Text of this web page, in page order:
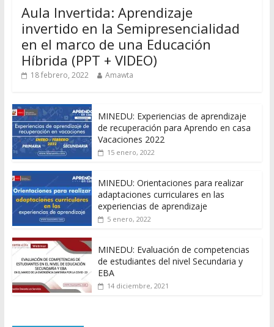
Aula Invertida: Aprendizaje
invertido en la Semipresencialidad
en el marco de una Educación
Híbrida (PPT + VIDEO)
18 febrero, 2022 Amawta
MINEDU: Experiencias de aprendizaje
de recuperación para Aprendo en casa
Vacaciones 2022
15 enero, 2022
MINEDU: Orientaciones para realizar
adaptaciones curriculares en las
experiencias de aprendizaje
5 enero, 2022
MINEDU: Evaluación de competencias
de estudiantes del nivel Secundaria y
EBA
14 diciembre, 2021